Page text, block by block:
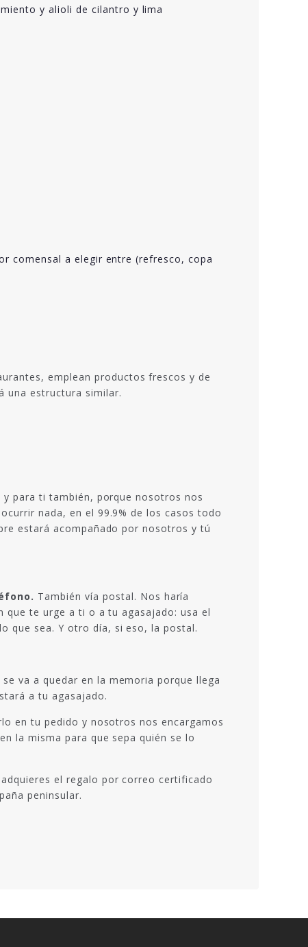
y alioli de cilantro y lima
comensal a elegir entre (refresco, copa
emplean productos frescos y de
una estructura similar.
y para ti también, porque nosotros nos
nada, en el 99.9% de los casos todo
estará acompañado por nosotros y tú
También vía postal. Nos haría
que te urge a ti o a tu agasajado: usa el
que sea. Y otro día, si eso, la postal.
va a quedar en la memoria porque llega
a tu agasajado.
en tu pedido y nosotros nos encargamos
la misma para que sepa quién se lo
el regalo por correo certificado
peninsular.